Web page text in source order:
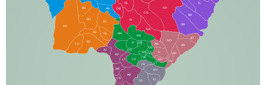
AN
TL
BR
SR
BT
AR
RP
CG
SI
NA
TA
NH
JT
RB
MA
IT
DR
DO
CP
JU
NV
IQ
BD
BO
NI
JD
PO
BV
CC
PP
AJ
LC
AM
AB
DB
TE
CS
IG
NO
BP
GL
AN
IV
FS
VC
GD
DE